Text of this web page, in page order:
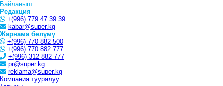
Байланыш
Редакция
+(996) 779 47 39 39
kabar@super.kg
Жарнама бөлүмү
+(996) 770 882 500
+(996) 770 882 777
+(996) 312 882 777
pr@super.kg
reklama@super.kg
Компания тууралуу